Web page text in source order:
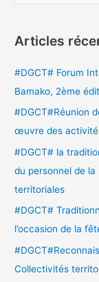
h
r
:
Articles
#DGCT# Forum
Bamako, 2ème
#DGCT#Réunion
œuvre des
#DGCT# la
du personnel de
territoriales
#DGCT#
l’occasion de la
Collectivités